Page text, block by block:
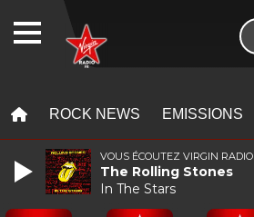
ROCK NEWS EMISSIONS
VOUS ÉCOUTEZ VIRGIN RADIO
The Rolling Stones
In The Stars
WEBRADIO